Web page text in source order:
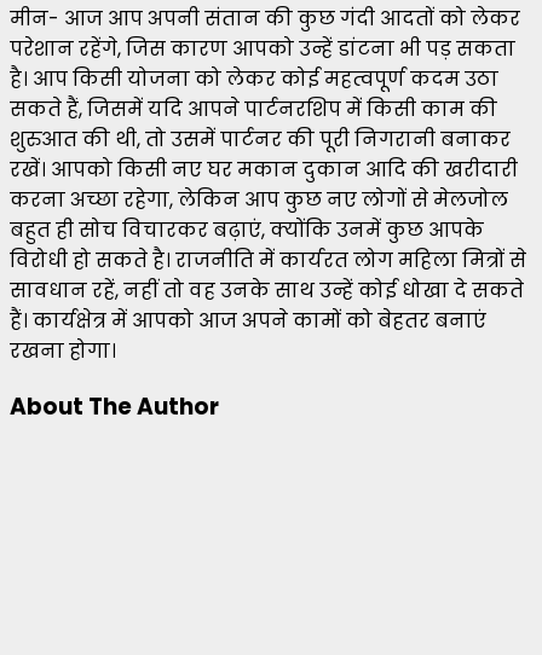
मीन- आज आप अपनी संतान की कुछ गंदी आदतों को लेकर
परेशान रहेंगे, जिस कारण आपको उन्हें डांटना भी पड़ सकता
है। आप किसी योजना को लेकर कोई महत्वपूर्ण कदम उठा
सकते हैं, जिसमें यदि आपने पार्टनरशिप में किसी काम की
शुरुआत की थी, तो उसमें पार्टनर की पूरी निगरानी बनाकर
रखें। आपको किसी नए घर मकान दुकान आदि की खरीदारी
करना अच्छा रहेगा, लेकिन आप कुछ नए लोगों से मेलजोल
बहुत ही सोच विचारकर बढ़ाएं, क्योंकि उनमें कुछ आपके
विरोधी हो सकते है। राजनीति में कार्यरत लोग महिला मित्रों से
सावधान रहें, नहीं तो वह उनके साथ उन्हें कोई धोखा दे सकते
हैं। कार्यक्षेत्र में आपको आज अपने कामों को बेहतर बनाएं
रखना होगा।
About The Author